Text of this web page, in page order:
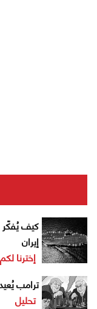
كيف يُفكّر
إيران
إخترنا لكم
ترامب
تحليل